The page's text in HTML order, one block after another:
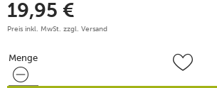
19,95 €
Preis inkl. MwSt. zzgl. Versand
Menge
Menge